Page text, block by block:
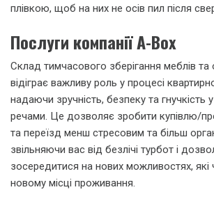
плівкою, щоб на них не осів пил після
Послуги компанії A-Box
Склад тимчасового зберігання меблів та
відіграє важливу роль у процесі
надаючи зручність, безпеку та гнучкість
речами. Це дозволяє зробити купівлю/
та переїзд менш стресовим та більш
звільняючи вас від безлічі турбот і
зосередитися на нових можливостях,
новому місці проживання.